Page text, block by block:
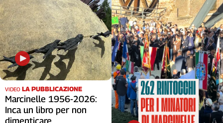
Campania
Emilia-
Romagna
Friuli
Venezia
Giulia
Lazio
Liguria
Lombardia
Marche
VIDEO LA PUBBLICAZIONE
Marcinelle 1956-2026:
Inca un libro per non